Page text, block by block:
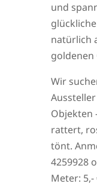
und
natürlich
goldenen
Wir
Objekten
rattert,
tönt.
4259928
Meter: 5,-